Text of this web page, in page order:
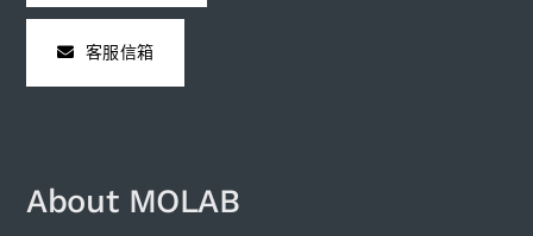
客服信箱
About MOLAB​